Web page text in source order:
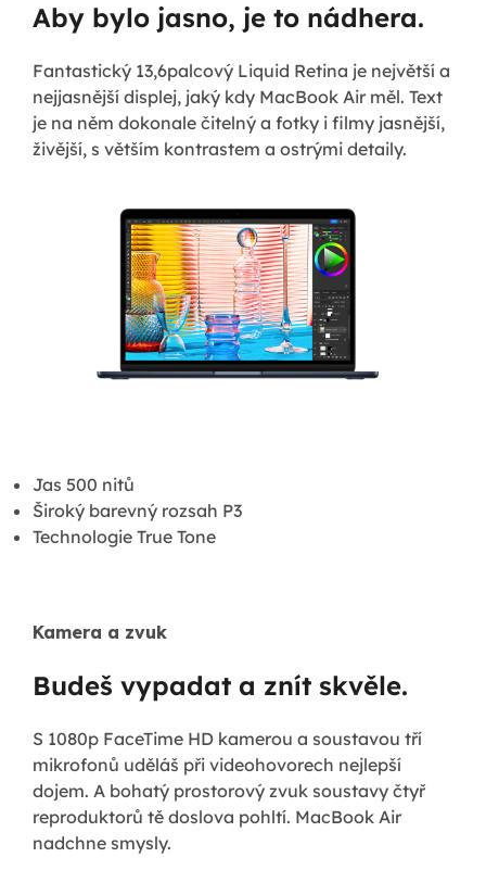
Aby bylo jasno, je to nádhera.
Fantastický 13,6palcový Liquid Retina je největší a
nejjasnější displej, jaký kdy MacBook Air měl. Text
je na něm dokonale čitelný a fotky i filmy jasnější,
živější, s větším kontrastem a ostrými detaily.
Jas 500 nitů
Široký barevný rozsah P3
Technologie True Tone
Kamera a zvuk
Budeš vypadat a znít skvěle.
S 1080p FaceTime HD kamerou a soustavou tří
mikrofonů uděláš při videohovorech nejlepší
dojem. A bohatý prostorový zvuk soustavy čtyř
reproduktorů tě doslova pohltí. MacBook Air
nadchne smysly.